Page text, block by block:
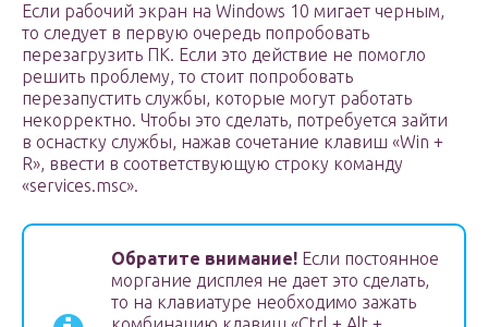
Если рабочий экран на Windows 10 мигает черным,
то следует в первую очередь попробовать
перезагрузить ПК. Если это действие не помогло
решить проблему, то стоит попробовать
перезапустить службы, которые могут работать
некорректно. Чтобы это сделать, потребуется зайти
в оснастку службы, нажав сочетание клавиш «Win +
R», ввести в соответствующую строку команду
«services.msc».
Обратите внимание! Если постоянное
моргание дисплея не дает это сделать,
то на клавиатуре необходимо зажать